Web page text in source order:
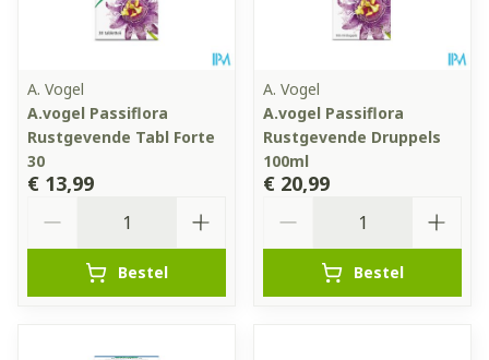
A. Vogel
A.vogel Passiflora
Rustgevende Tabl Forte
30
€ 13,99
Bestel
A. Vogel
A.vogel Passiflora
Rustgevende Druppels
100ml
€ 20,99
Bestel